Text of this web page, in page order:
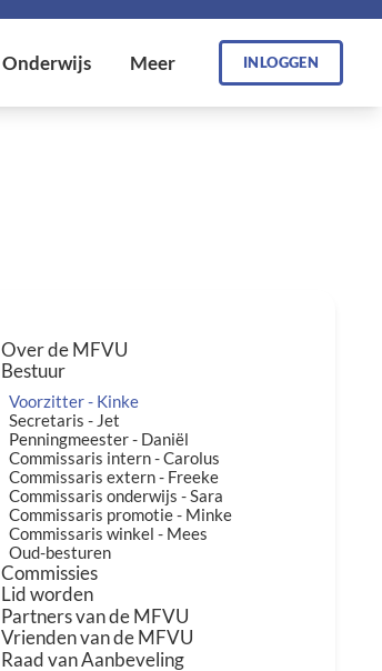
INLOGGEN
Over de MFVU
Bestuur
Voorzitter - Kinke
Secretaris - Jet
Penningmeester - Daniël
Commissaris intern - Carolus
Commissaris extern - Freeke
Commissaris onderwijs - Sara
Commissaris promotie - Minke
Commissaris winkel - Mees
Oud-besturen
Commissies
Lid worden
Partners van de MFVU
Vrienden van de MFVU
Raad van Aanbeveling